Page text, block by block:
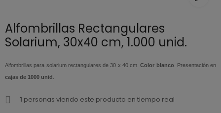
Alfombrillas Rectangulares
Solarium, 30x40 cm, 1.000 unid.
Alfombrillas para solarium rectangulares de 30 x 40 cm.Color blanco . Presentación en
cajas de 1000 unid
1 personas viendo este producto en tiempo real